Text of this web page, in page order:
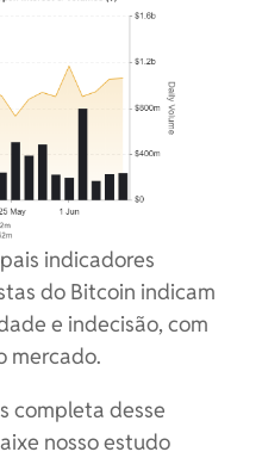
indicadores
do Bitcoin indicam
e indecisão, com
mercado.
completa desse
nosso estudo